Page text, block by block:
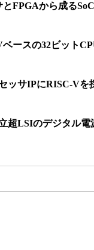
FPGAから成る
ースの32ビット
ッサIPにRISC-Vを
超LSIのデジタル